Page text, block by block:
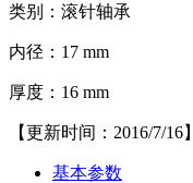
类别：滚针轴承
内径：17 mm
厚度：16 mm
【更新时间：2016/7/16】
基本参数